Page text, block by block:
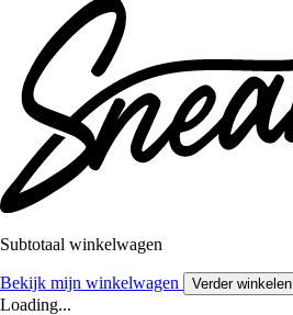
Subtotaal winkelwagen
Bekijk mijn winkelwagen Verder winkelen
Loading...